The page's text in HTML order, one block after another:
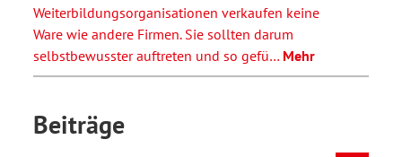
Weiterbildungsorganisationen verkaufen keine
Ware wie andere Firmen. Sie sollten darum
selbstbewusster auftreten und so gefü… Mehr
Beiträge